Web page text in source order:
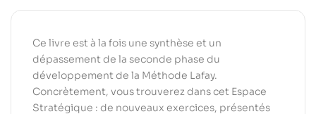
Ce livre est à la fois une synthèse et un
dépassement de la seconde phase du
développement de la Méthode Lafay.
Concrètement, vous trouverez dans cet Espace
Stratégique : de nouveaux exercices, présentés